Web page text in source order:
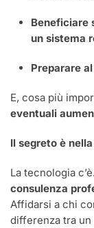
Beneficiare
un sistema
Preparare
E, cosa più
eventuali
Il segreto è
La tecnologia
consulenza
Affidarsi a chi
differenza tra